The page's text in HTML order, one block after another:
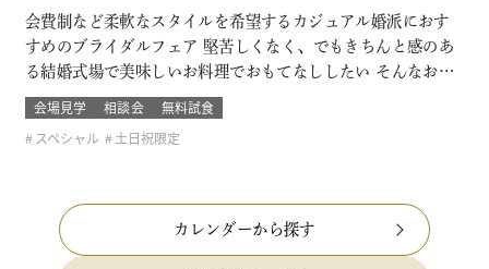
会費制など柔軟なスタイルを希望するカジュアル婚派におす
すめのブライダルフェア 堅苦しくなく、でもきちんと感のあ
る結婚式場で美味しいお料理でおもてなししたい そんなおふ
たりに必見です！ このフェアに含まれるコンテンツ
会場見学 相談会
無料試食
スペシャル
土日祝限定
カレンダーから探す